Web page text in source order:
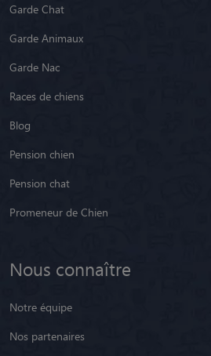
Garde Chat
Garde Animaux
Garde Nac
Races de chiens
Blog
Pension chien
Pension chat
Promeneur de Chien
Nous connaître
Notre équipe
Nos partenaires